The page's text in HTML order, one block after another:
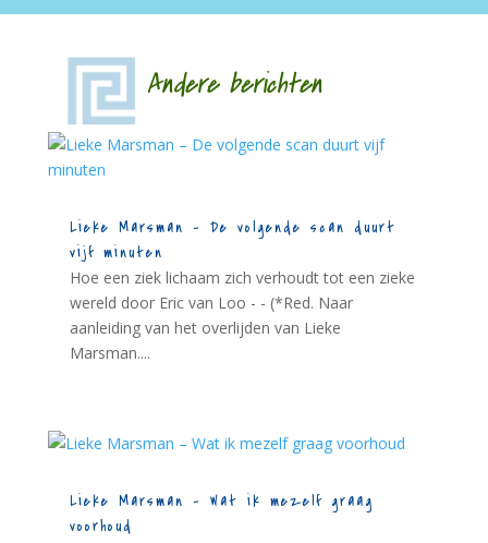
Andere berichten
Lieke Marsman – De volgende scan duurt
vijf minuten
Hoe een ziek lichaam zich verhoudt tot een zieke
wereld door Eric van Loo - - (*Red. Naar
aanleiding van het overlijden van Lieke
Marsman....
Lieke Marsman – Wat ik mezelf graag
voorhoud